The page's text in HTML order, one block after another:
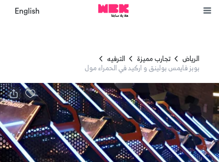
English
الرياض تجارب مميزة الترفيه
بوبز فايمس بولينق و اركيد في الحمراء مول